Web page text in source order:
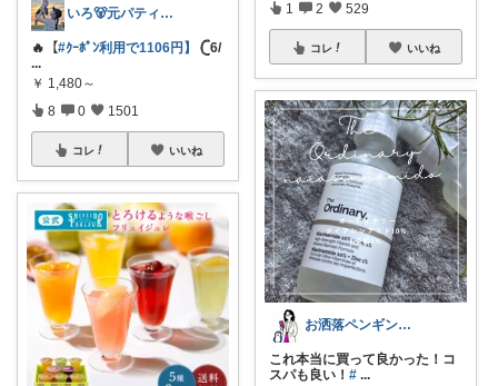
いろ🐻元パティシエ🍫
🔥【#ｸｰﾎﾟﾝ利用で1106円】
𓊆6/
...
￥ 1,480～
8 0 1501
コレ いいね
1 2 529
コレ いいね
お洒落ペンギン🐧暮らし×ときめき
これ本当に買って良かった！コ
スパも良い！ # ...